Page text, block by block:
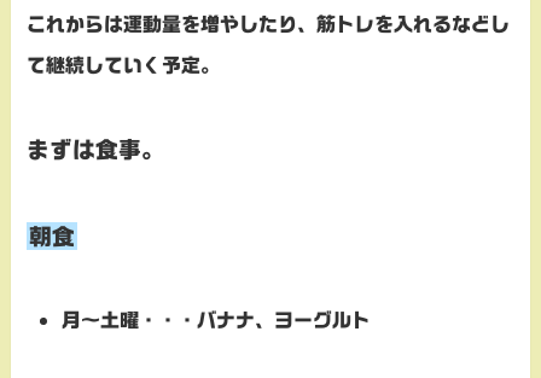
これからは運動量を増やしたり、筋トレを入れるなどし
て継続していく予定。
まずは食事。
朝食
月～土曜・・・バナナ、ヨーグルト